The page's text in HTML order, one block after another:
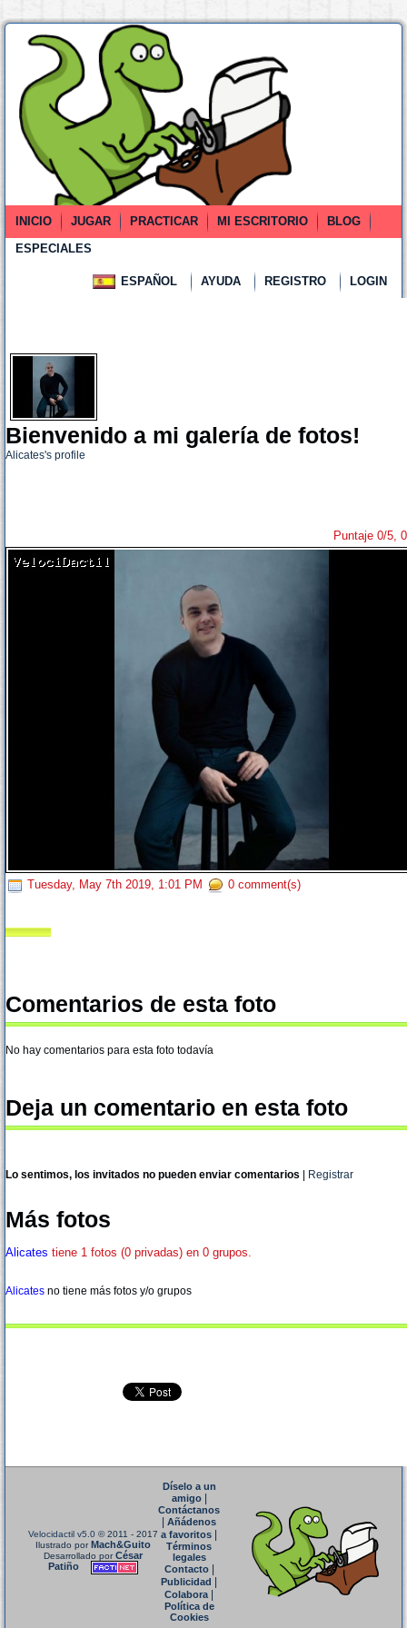
INICIO JUGAR PRACTICAR MI ESCRITORIO
BLOG
ESPECIALES
ESPAÑOL AYUDA REGISTRO LOGIN
Bienvenido a mi galería de fotos!
Alicates's profile
Puntaje 0/5,
Tuesday, May 7th 2019, 1:01 PM 0 comment(s)
Comentarios de esta foto
No hay comentarios para esta foto todavía
Deja un comentario en esta foto
Lo sentimos, los invitados no pueden enviar comentarios Registrar
Más fotos
Alicates tiene 1 fotos (0 privadas) en 0 grupos.
Alicates no tiene más fotos y/o grupos
Velocidactil v5.0 © 2011 - 2017
Ilustrado porMach&Guito
Desarrollado porCésar
Patiño
Díselo a un
amigo|
Contáctanos
Añádenos
a favoritos
Términos
legales
Contacto|
Publicidad
Colabora|
Política de
Cookies